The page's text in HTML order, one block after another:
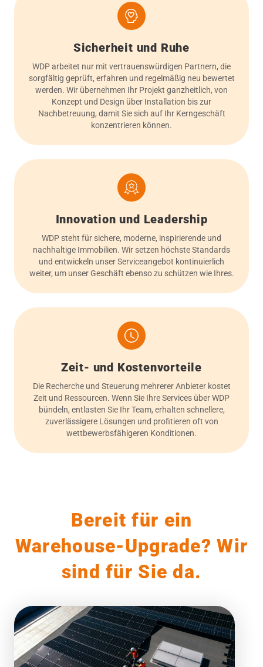
Sicherheit und Ruhe
WDP arbeitet nur mit vertrauenswürdigen Partnern, die
sorgfältig geprüft, erfahren und regelmäßig neu bewertet
werden. Wir übernehmen Ihr Projekt ganzheitlich, von
Konzept und Design über Installation bis zur
Nachbetreuung, damit Sie sich auf Ihr Kerngeschäft
konzentrieren können.
Innovation und Leadership
WDP steht für sichere, moderne, inspirierende und
nachhaltige Immobilien. Wir setzen höchste Standards
und entwickeln unser Serviceangebot kontinuierlich
weiter, um unser Geschäft ebenso zu schützen wie Ihres.
Zeit- und Kostenvorteile
Die Recherche und Steuerung mehrerer Anbieter kostet
Zeit und Ressourcen. Wenn Sie Ihre Services über WDP
bündeln, entlasten Sie Ihr Team, erhalten schnellere,
zuverlässigere Lösungen und profitieren oft von
wettbewerbsfähigeren Konditionen.
Bereit für ein
Warehouse-Upgrade? Wir
sind für Sie da.